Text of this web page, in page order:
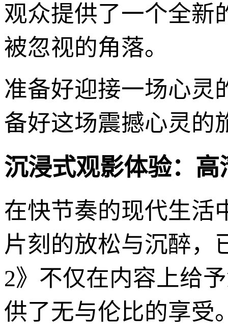
观众提供了一个全新
被忽视的角落。
准备好迎接一场心灵
备好这场震撼心灵的
沉浸式观影体验：
在快节奏的现代生活
片刻的放松与沉醉，
2》不仅在内容上给
供了无与伦比的享受